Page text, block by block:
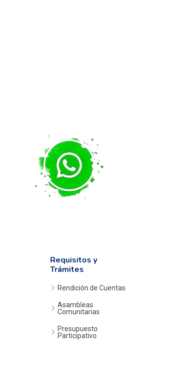
Requisitos y
Trámites
Rendición de Cuentas
Asambleas
Comunitarias
Presupuesto
Participativo